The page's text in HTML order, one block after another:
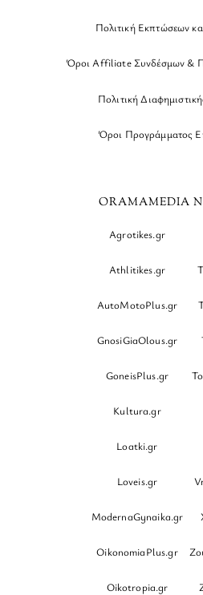
Πολιτική Εκπτώσεων
Όροι Affiliate Συνδέσμων &
Πολιτική
Όροι Προγράμματος
ORAMAMEDIA
Agrotikes.gr
Athlitikes.gr
AutoMotoPlus.gr
GnosiGiaOlous.gr
GoneisPlus.gr
Kultura.gr
Loatki.gr
Loveis.gr
ModernaGynaika.gr
OikonomiaPlus.gr
Oikotropia.gr